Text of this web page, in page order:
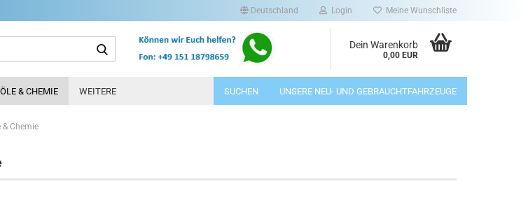
Deutschland Login Meine Wunschliste
Suche... Dein Warenkorb
0,00 EUR
& CHEMIE SUCHEN UNSERE NEU- UND GEBRAUCHTFAHRZEUGE
WEITERE
& Chemie